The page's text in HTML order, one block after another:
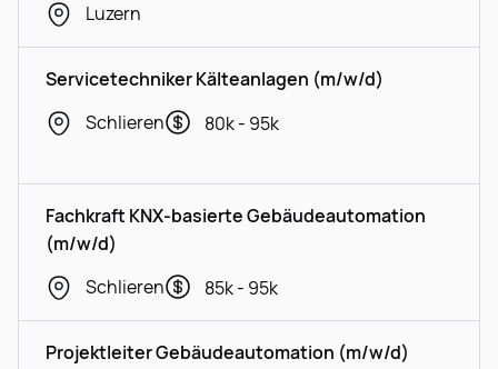
Luzern
Servicetechniker Kälteanlagen (m/w/d)
Schlieren
80k - 95k
Fachkraft KNX-basierte Gebäudeautomation
(m/w/d)
Schlieren
85k - 95k
Projektleiter Gebäudeautomation (m/w/d)